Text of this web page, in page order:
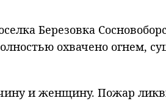
Березовка
охвачено огнем,
и женщину. Пожар